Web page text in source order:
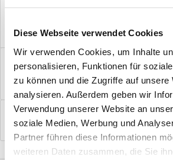
Diese Webseite verwendet Cookies
Wir verwenden Cookies, um Inhalte
personalisieren, Funktionen für
zu können und die Zugriffe auf unsere
analysieren. Außerdem geben wir
Verwendung unserer Website an
soziale Medien, Werbung und
Partner führen diese Informationen
weiteren Daten zusammen, die Sie
Windfangelemente online am Bildschirm
einbaufertig bestellen. In wenigen...
Bewertungen
0
Bewertungen lesen, schreiben und